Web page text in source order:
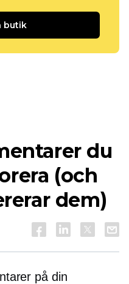
butik
du
(och
dem)
på din